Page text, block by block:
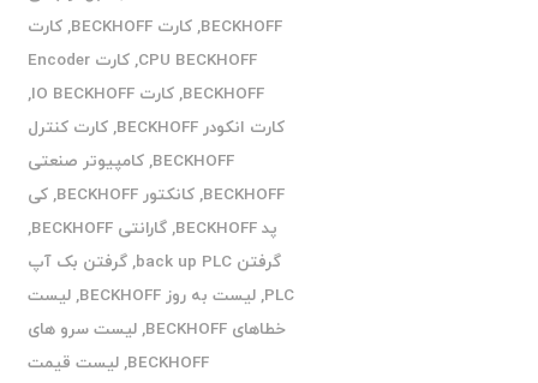
BECKHOFF
,کارت BECKHOFF ,کارت
CPU BECKHOFF
,
کارت Encoder
BECKHOFF
,کارت IO BECKHOFF
,
کارت انکودر BECKHOFF
,کارت کنترل
BECKHOFF
,کامپیوتر صنعتی
BECKHOFF
,کانکتور BECKHOFF ,کی
پد BECKHOFF
,گارانتی BECKHOFF
,
گرفتن back up PLC
,گرفتن بک آپ
PLC
,لیست به روز BECKHOFF ,لیست
خطاهای BECKHOFF
,لیست سرو های
BECKHOFF
,لیست قیمت